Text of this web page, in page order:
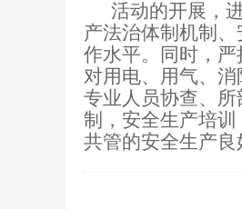
活动的开展，
产法治体制机制
作水平。同时，
对用电、用气、消
专业人员协查、
制，安全生产培
共管的安全生产良